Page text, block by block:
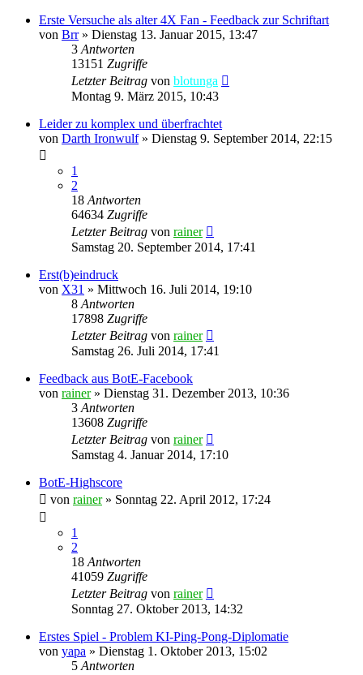
Erste Versuche als alter 4X Fan - Feedback zur Schriftart
von Brr» Dienstag 13. Januar 2015, 13:47
3 Antworten
13151 Zugriffe
Letzter Beitrag von blotunga
Montag 9. März 2015, 10:43
Leider zu komplex und überfrachtet
von Darth Ironwulf» Dienstag 9. September 2014, 22:15
1
2
18 Antworten
64634 Zugriffe
Letzter Beitrag von rainer
Samstag 20. September 2014, 17:41
Erst(b)eindruck
von X31 » Mittwoch 16. Juli 2014, 19:10
8 Antworten
17898 Zugriffe
Letzter Beitrag von rainer
Samstag 26. Juli 2014, 17:41
Feedback aus BotE-Facebook
von rainer» Dienstag 31. Dezember 2013, 10:36
3 Antworten
13608 Zugriffe
Letzter Beitrag von rainer
Samstag 4. Januar 2014, 17:10
BotE-Highscore
von rainer» Sonntag 22. April 2012, 17:24
1
2
18 Antworten
41059 Zugriffe
Letzter Beitrag von rainer
Sonntag 27. Oktober 2013, 14:32
Erstes Spiel - Problem KI-Ping-Pong-Diplomatie
von yapa » Dienstag 1. Oktober 2013, 15:02
5 Antworten